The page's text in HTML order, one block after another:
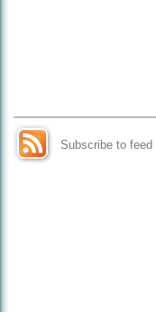
Subscribe to feed